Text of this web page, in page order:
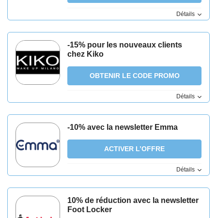
Détails
-15% pour les nouveaux clients
chez Kiko
OBTENIR LE CODE PROMO
Détails
-10% avec la newsletter Emma
ACTIVER L’OFFRE
Détails
10% de réduction avec la newsletter
Foot Locker